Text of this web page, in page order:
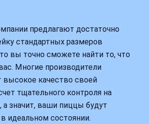
предлагают достаточно
стандартных размеров
вы точно сможете найти то, что
Многие производители
высокое качество своей
тщательного контроля на
а значит, ваши пиццы будут
идеальном состоянии.